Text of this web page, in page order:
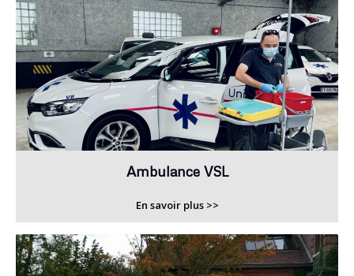
Ambulance VSL
En savoir plus >>